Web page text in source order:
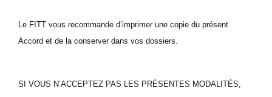
Le FITT vous recommande d’imprimer une copie du présent
Accord et de la conserver dans vos dossiers.
SI VOUS N’ACCEPTEZ PAS LES PRÉSENTES MODALITÉS,